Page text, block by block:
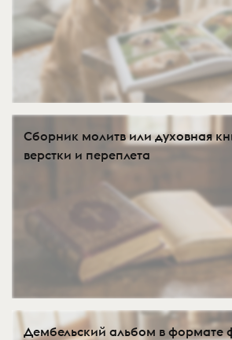
Сборник молитв или духовная
верстки и переплета
Дембельский альбом в формате